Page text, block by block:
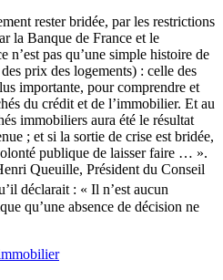
rester bridée, par les restrictions
la Banque de France et le
n’est pas qu’une simple histoire de
prix des logements) : celle des
importante, pour comprendre et
du crédit et de l’immobilier. Et au
immobiliers aura été le résultat
; et si la sortie de crise est bridée,
publique de laisser faire … ».
Queuille, Président du Conseil
déclarait : « Il n’est aucun
qu’une absence de décision ne